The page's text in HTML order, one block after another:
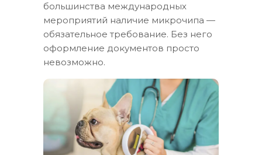
большинства международных
мероприятий наличие микрочипа —
обязательное требование. Без него
оформление документов просто
невозможно.